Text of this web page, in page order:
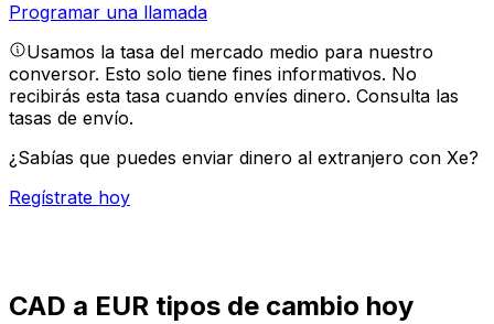
Programar una llamada
Usamos la tasa del mercado medio para nuestro
conversor. Esto solo tiene fines informativos. No
recibirás esta tasa cuando envíes dinero. Consulta las
tasas de envío.
¿Sabías que puedes enviar dinero al extranjero con Xe?
Regístrate hoy
CAD a EUR tipos de cambio hoy